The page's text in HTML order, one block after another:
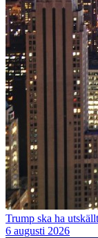
Trump ska ha
6 augusti 2026